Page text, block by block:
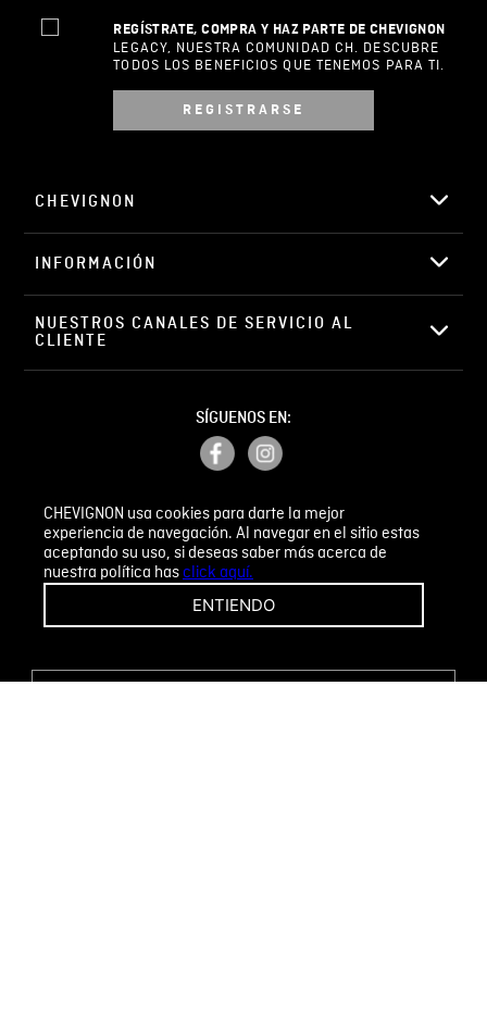
CHEVIGNON usa cookies para darte la mejor
experiencia de navegación. Al navegar en el sitio estas
aceptando su uso, si deseas saber más acerca de
nuestra política hasclick aquí.
ENTIENDO
Correo electrónico
ENVIAR COMENTARIO
REGÍSTRATE, COMPRA Y HAZ PARTE DE CHEVIGNON
LEGACY, NUESTRA COMUNIDAD CH. DESCUBRE
TODOS LOS BENEFICIOS QUE TENEMOS PARA TI.
REGISTRARSE
CHEVIGNON
INFORMACIÓN
NUESTROS CANALES DE SERVICIO AL
CLIENTE
SÍGUENOS EN:
PETICIONES, QUEJAS Y RECLAMOS
¡CAMBIOS Y DEVOLUCIONES FÁCILES!